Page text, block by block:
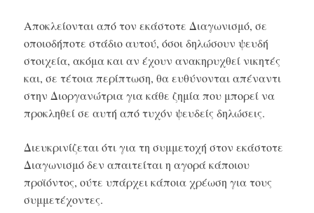
Αποκλείονται από τον εκάστοτε Διαγωνισμό, σε
οποιοδήποτε στάδιο αυτού, όσοι δηλώσουν ψευδή
στοιχεία, ακόμα και αν έχουν ανακηρυχθεί νικητές
και, σε τέτοια περίπτωση, θα ευθύνονται απέναντι
στην Διοργανώτρια για κάθε ζημία που μπορεί να
προκληθεί σε αυτή από τυχόν ψευδείς δηλώσεις.
Διευκρινίζεται ότι για τη συμμετοχή στον εκάστοτε
Διαγωνισμό δεν απαιτείται η αγορά κάποιου
προϊόντος, ούτε υπάρχει κάποια χρέωση για τους
συμμετέχοντες.